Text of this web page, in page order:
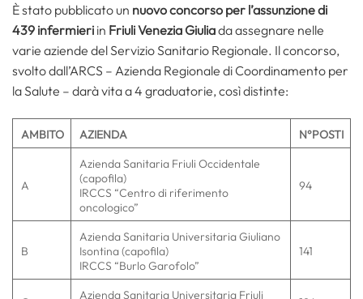
È stato pubblicato un nuovo concorso per l’assunzione di
439 infermieri in Friuli Venezia Giuliada assegnare nelle
varie aziende del Servizio Sanitario Regionale. Il concorso,
svolto dall’ARCS – Azienda Regionale di Coordinamento per
la Salute – darà vita a 4 graduatorie, così distinte:
AMBITO AZIENDA N°POSTI
A
Azienda Sanitaria Friuli Occidentale
(capofila)
IRCCS “Centro di riferimento
oncologico”
94
B
Azienda Sanitaria Universitaria Giuliano
Isontina (capofila)
IRCCS “Burlo Garofolo”
141
Azienda Sanitaria Universitaria Friuli